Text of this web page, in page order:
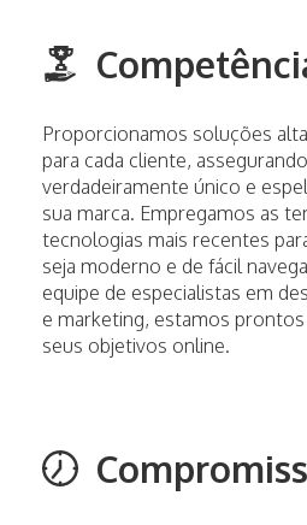
Proporcionamos soluções
para cada cliente,
verdadeiramente único e
sua marca. Empregamos as
tecnologias mais recentes
seja moderno e de fácil
equipe de especialistas em
e marketing, estamos prontos
seus objetivos online.